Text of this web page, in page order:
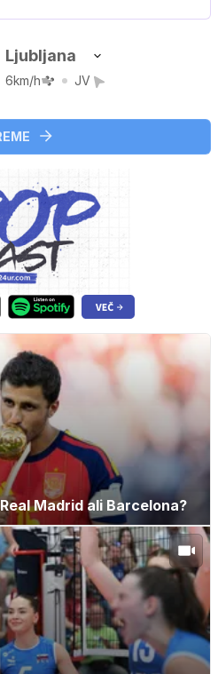
Ljubljana
6km/h JV
Madrid ali Barcelona?